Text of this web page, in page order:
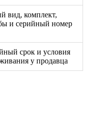
вид, комплект,
и серийный номер
срок и условия
у продавца